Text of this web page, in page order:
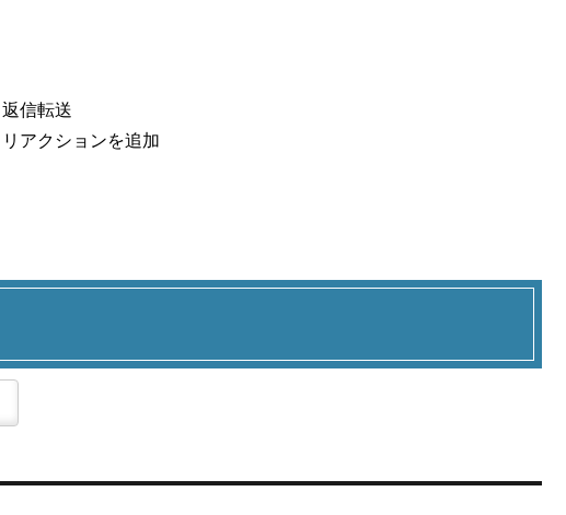
返信転送
リアクションを追加